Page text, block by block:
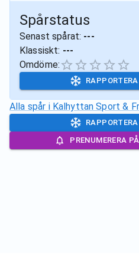
Spårstatus
Senast spårat: ---
Klassiskt: ---
Omdöme:
Alla spår i Kalhyttan Sport &
PRENUMERERA